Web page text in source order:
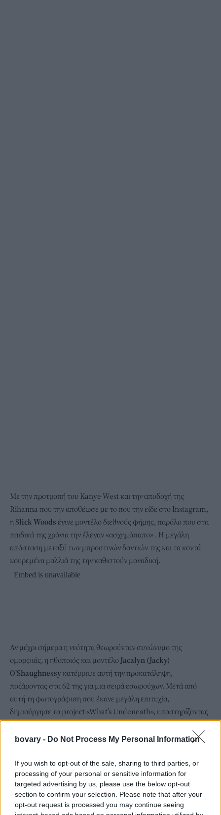
bovary - Do Not Process My Personal Information
If you wish to opt-out of the sale, sharing to third parties, or
processing of your personal or sensitive information for
targeted advertising by us, please use the below opt-out
section to confirm your selection. Please note that after your
opt-out request is processed you may continue seeing
Με την προτροπή του Kanye West και την αποδοχή της
Rihanna που την αποθέωσε με το που την είδε στο Instagram,
η Slick Woods έγινε μοντέλο διεθνούς φήμης, παρόλο που στα
παιδικά της χρόνια την έλεγαν «ασχημόπαπο» . Η μεγάλη
απόσταση μεταξύ των μπροστινών δοντιών της και τα κοντά
κουρεμένα μαλλιά της την καθιστούν μοναδική.
Αν μέχρι σήμερα η νεότητα θεωρούνταν συνώνυμο της
ομορφιάς, η ηθοποιός και μοντέλο Jacalyn (Jacky)
O’Shaughnessy κατέρριψε αυτή την προκατάληψη,
ποζάροντας στα 62 της για μια σειρά εσωρούχων. Μετά από
αυτή τη φωτογράφιση που έκανε μεγάλη επιτυχία,
δημιούργησε το project «What’s Undeneath», υποστηρίζοντας
ότι αυτό που μετράει είναι πώς νιώθουμε και τι κρύβεται μέσα
μας.